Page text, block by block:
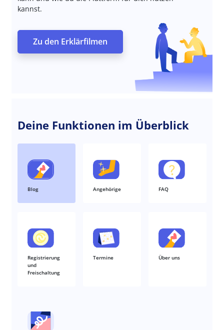
kannst.
Zu den Erklärfilmen
Deine Funktionen im Überblick
Blog Angehörige FAQ
Registrierung
und
Freischaltung
Termine Über uns